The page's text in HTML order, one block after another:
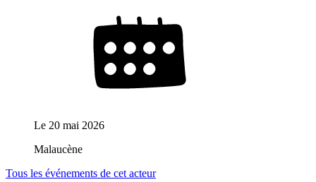
Le 20 mai 2026
Malaucène
Tous les événements de cet acteur